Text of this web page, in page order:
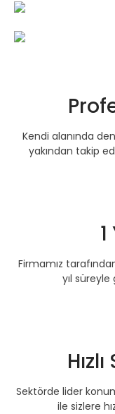
Kendi alanında
yakından takip
Firmamız
yıl
Sektörde lider
ile sizlere